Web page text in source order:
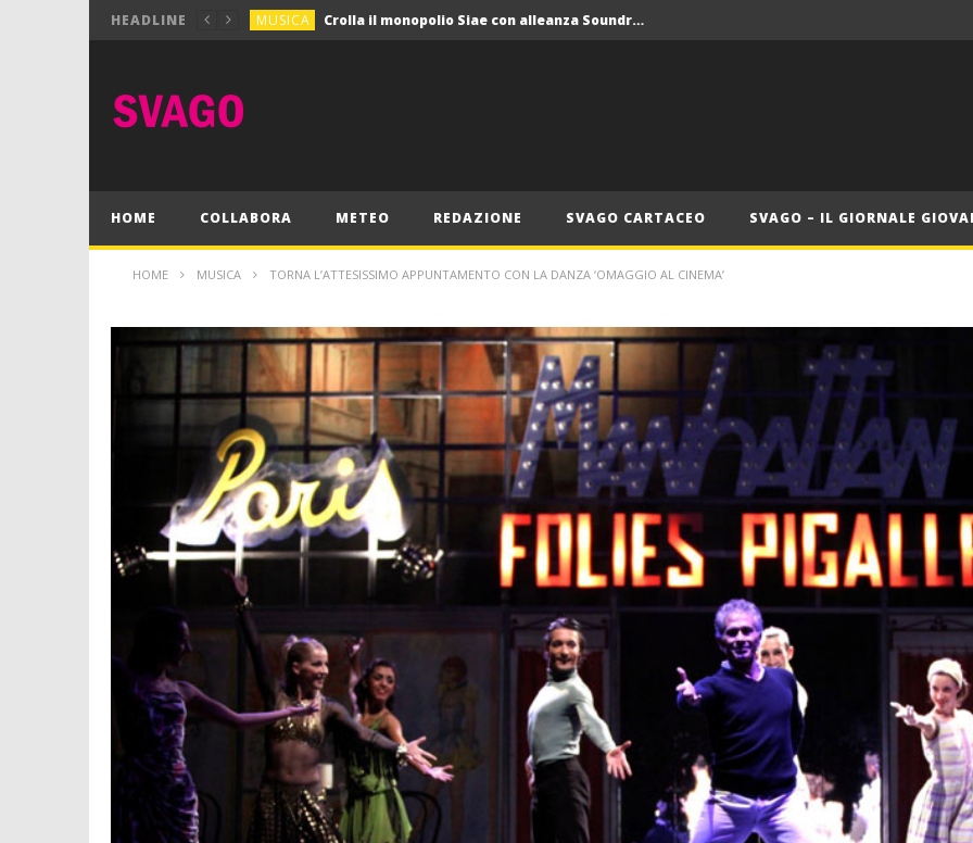
HEADLINE MUSICA Crolla il monopolio Siae con alleanza Soundreef – LEA
MUSICA Crolla il monopolio Siae con alleanza Soundreef – LEA
HOME COLLABORA METEO REDAZIONE SVAGO CARTACEO SVAGO – IL GIORNALE
HOME MUSICA TORNA L’ATTESISSIMO APPUNTAMENTO CON LA DANZA ‘OMAGGIO AL CINEMA’